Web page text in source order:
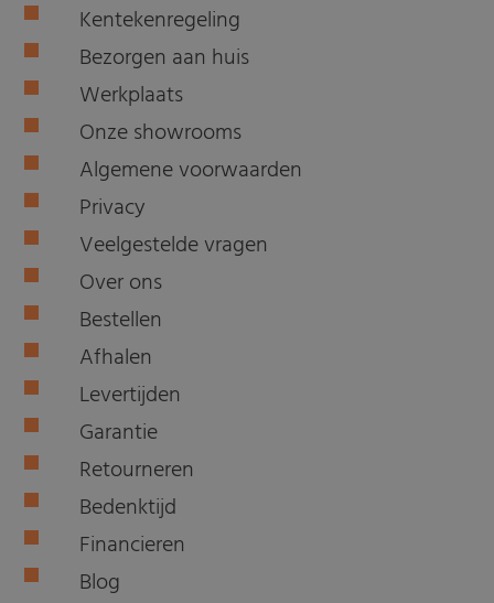
Kentekenregeling
Bezorgen aan huis
Werkplaats
Onze showrooms
Algemene voorwaarden
Privacy
Veelgestelde vragen
Over ons
Bestellen
Afhalen
Levertijden
Garantie
Retourneren
Bedenktijd
Financieren
Blog